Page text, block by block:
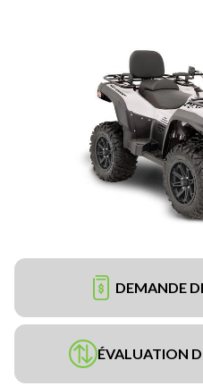
DEMANDE
ÉVALUATION